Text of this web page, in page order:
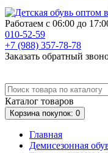
Работаем с 06:00 до
010-52-59
+7 (988) 357-78-78
Заказать обратный
Каталог товаров
Корзинапокупок: 0
Главная
Демисезонная